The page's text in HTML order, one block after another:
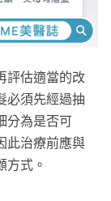
評估適當的改
必須先經過抽
分為是否可
此治療前應與
方式。